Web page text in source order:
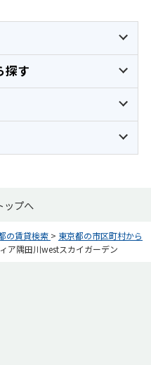
探す
ップへ
の賃貸検索 > 東京都の市区町村から
ア隅田川westスカイガーデン